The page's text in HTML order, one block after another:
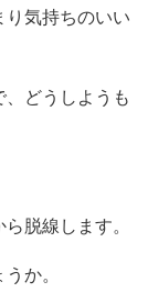
り気持ちのいい
どうしようも
脱線します。
か。